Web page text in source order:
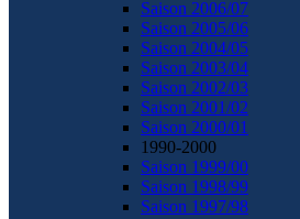
Saison 2006/07
Saison 2005/06
Saison 2004/05
Saison 2003/04
Saison 2002/03
Saison 2001/02
Saison 2000/01
1990-2000
Saison 1999/00
Saison 1998/99
Saison 1997/98